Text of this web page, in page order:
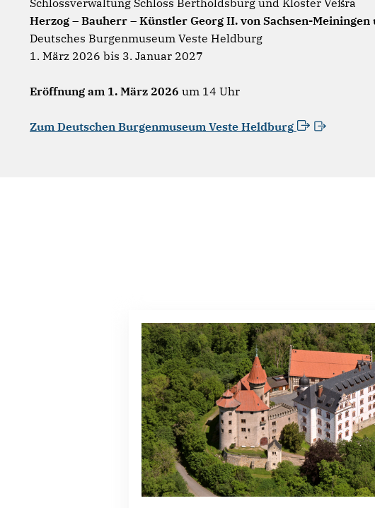
Schlossverwaltung Schloss Bertholdsburg und Kloster Veßra
Herzog – Bauherr – Künstler Georg II. von Sachsen-
Deutsches Burgenmuseum Veste Heldburg
1. März 2026 bis 3. Januar 2027
Eröffnung am 1. März 2026 um 14 Uhr
Zum Deutschen Burgenmuseum Veste Heldburg